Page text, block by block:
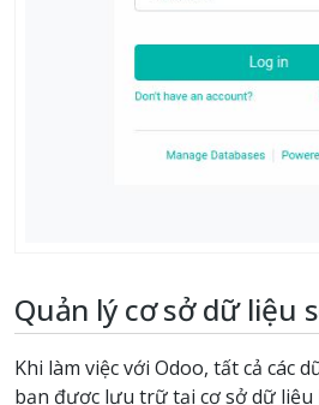
Quản lý cơ sở dữ liệu
Khi làm việc với Odoo, tất cả các
bạn được lưu trữ tại cơ sở dữ liệu